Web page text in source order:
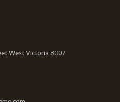
West Victoria 8007